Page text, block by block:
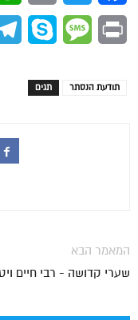
Print
Message
תגים תודעת הנסתר
המאמר הבא
שערי קדושה - רבי חיים